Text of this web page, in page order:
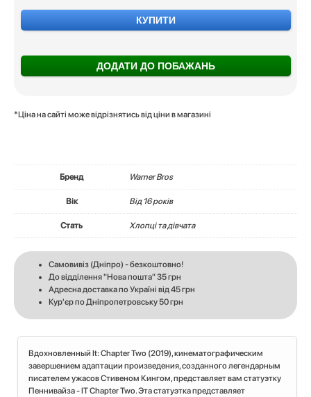
КУПИТИ
ДОДАТИ ДО ПОБАЖАНЬ
*Ціна на сайті може відрізнятись від ціни в магазині
Бренд Warner Bros
Вік Вiд 16 років
Стать Хлопці та дівчата
Самовивіз (Дніпро) - безкоштовно!
До відділення "Нова пошта" 35 грн
Адресна доставка по Україні від 45 грн
Кур'єр по Дніпропетровську 50 грн
Вдохновленный It: Chapter Two (2019), кинематографическим
завершением адаптации произведения, созданного легендарным
писателем ужасов Стивеном Кингом, представляет вам статуэтку
Пеннивайза - IT Chapter Two. Эта статуэтка представляет